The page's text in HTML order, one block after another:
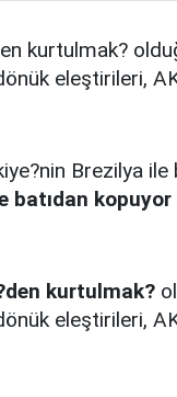
kurtulmak?
eleştirileri,
Brezilya ile
batıdan kopuyor
kurtulmak?
eleştirileri,